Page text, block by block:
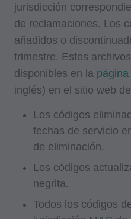
jurisdicción
de reclamaciones. Los
añadidos o
trimestre. Estos
disponibles en la
inglés) en el sitio web
Los códigos
fechas de servicio
de eliminación.
Los códigos
negrita.
Todos los códigos